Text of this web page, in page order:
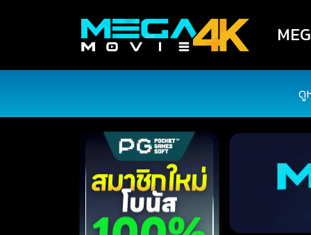
ดู